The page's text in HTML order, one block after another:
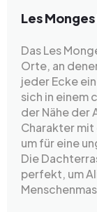
Les
Das Les
Orte, an
jeder Ecke
sich in einem
der Nähe der
Charakter
um für eine
Die
perfekt, um